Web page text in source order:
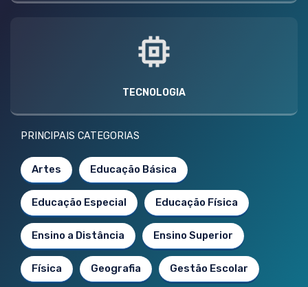
TECNOLOGIA
PRINCIPAIS CATEGORIAS
Artes Educação Básica
Educação Especial Educação Física
Ensino a Distância Ensino Superior
Física Geografia Gestão Escolar